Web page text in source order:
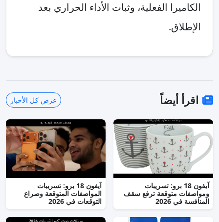
الكاميرا الفعلية، وثبات الأداء الحراري بعد
الإطلاق.
اقرأ أيضاً عرض كل الأخبار
آيفون 18 برو: تسريبات
ومواصفات متوقعة ترفع سقف
المنافسة في 2026
آيفون 18 برو: تسريبات
المواصفات المتوقعة وصراع
التوقعات في 2026